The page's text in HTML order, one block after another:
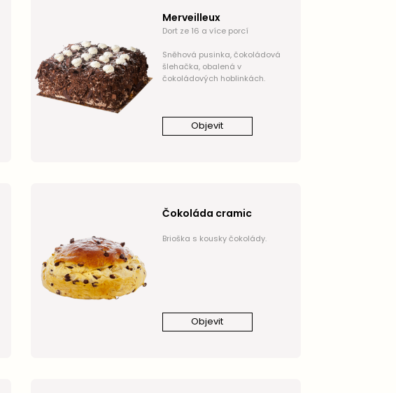
Merveilleux
Dort ze 16 a více porcí
Sněhová pusinka, čokoládová
šlehačka, obalená v
čokoládových hoblinkách.
Objevit
Čokoláda cramic
Brioška s kousky čokolády.
Objevit